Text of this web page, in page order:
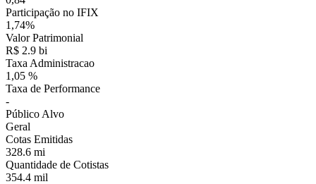
Participação no IFIX
1,74%
Valor Patrimonial
R$ 2.9 bi
Taxa Administracao
1,05 %
Taxa de Performance
-
Público Alvo
Geral
Cotas Emitidas
328.6 mi
Quantidade de Cotistas
354.4 mil